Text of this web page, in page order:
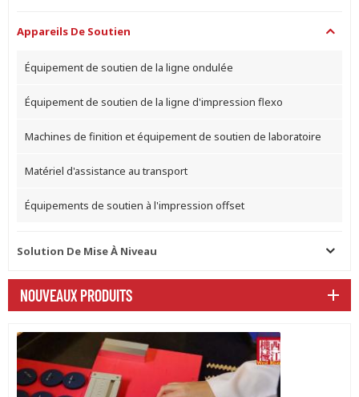
Appareils De Soutien
Équipement de soutien de la ligne ondulée
Équipement de soutien de la ligne d'impression flexo
Machines de finition et équipement de soutien de laboratoire
Matériel d'assistance au transport
Équipements de soutien à l'impression offset
Solution De Mise À Niveau
NOUVEAUX PRODUITS